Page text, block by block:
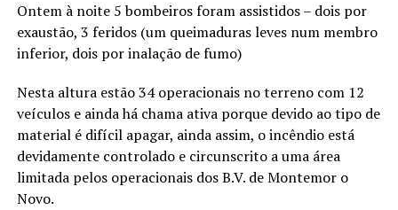
Ontem à noite 5 bombeiros foram assistidos – dois por
exaustão, 3 feridos (um queimaduras leves num membro
inferior, dois por inalação de fumo)
Nesta altura estão 34 operacionais no terreno com 12
veículos e ainda há chama ativa porque devido ao tipo de
material é difícil apagar, ainda assim, o incêndio está
devidamente controlado e circunscrito a uma área
limitada pelos operacionais dos B.V. de Montemor o
Novo.